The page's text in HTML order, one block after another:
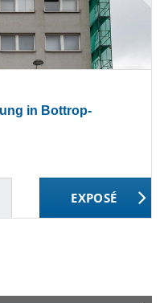
in Bottrop-